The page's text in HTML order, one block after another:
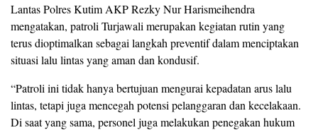
Lantas Polres Kutim AKP Rezky Nur Harismeihendra
mengatakan, patroli Turjawali merupakan kegiatan rutin yang
terus dioptimalkan sebagai langkah preventif dalam menciptakan
situasi lalu lintas yang aman dan kondusif.
“Patroli ini tidak hanya bertujuan mengurai kepadatan arus lalu
lintas, tetapi juga mencegah potensi pelanggaran dan kecelakaan.
Di saat yang sama, personel juga melakukan penegakan hukum